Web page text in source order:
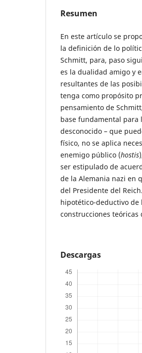
Resumen
En este artículo se
la definición de lo
Schmitt, para, paso
es la dualidad amigo y
resultantes de las
tenga como propósito
pensamiento de
base fundamental para
desconocido – que
físico, no se aplica
enemigo público (hostis
ser estipulado de
de la Alemania nazi en
del Presidente del
hipotético-deductivo de
construcciones teóricas
Descargas